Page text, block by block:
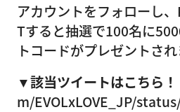
アカウントをフォローし
Tすると抽選で100名に
トコードがプレゼントされ
▼該当ツイートはこちら！
m/EVOLxLOVE_JP/